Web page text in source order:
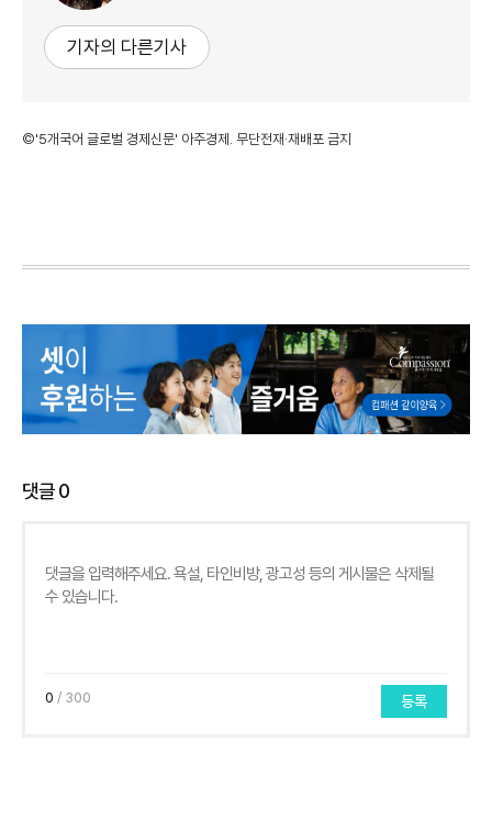
기자의 다른기사
©'5개국어 글로벌 경제신문' 아주경제. 무단전재·재배포 금지
댓글0
0 / 300 등록